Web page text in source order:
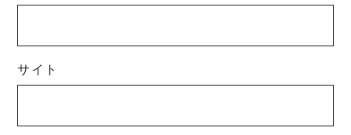
サイト